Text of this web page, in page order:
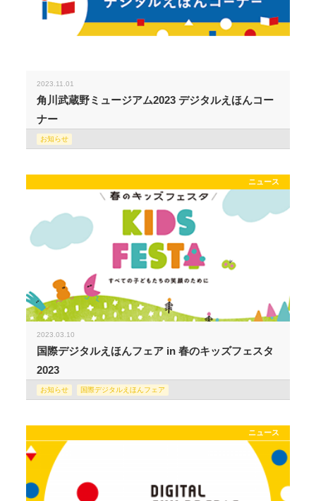
2023.11.01
角川武蔵野ミュージアム2023 デジタルえほんコー
ナー
お知らせ
ニュース
2023.03.10
国際デジタルえほんフェア in 春のキッズフェスタ
2023
お知らせ 国際デジタルえほんフェア
ニュース